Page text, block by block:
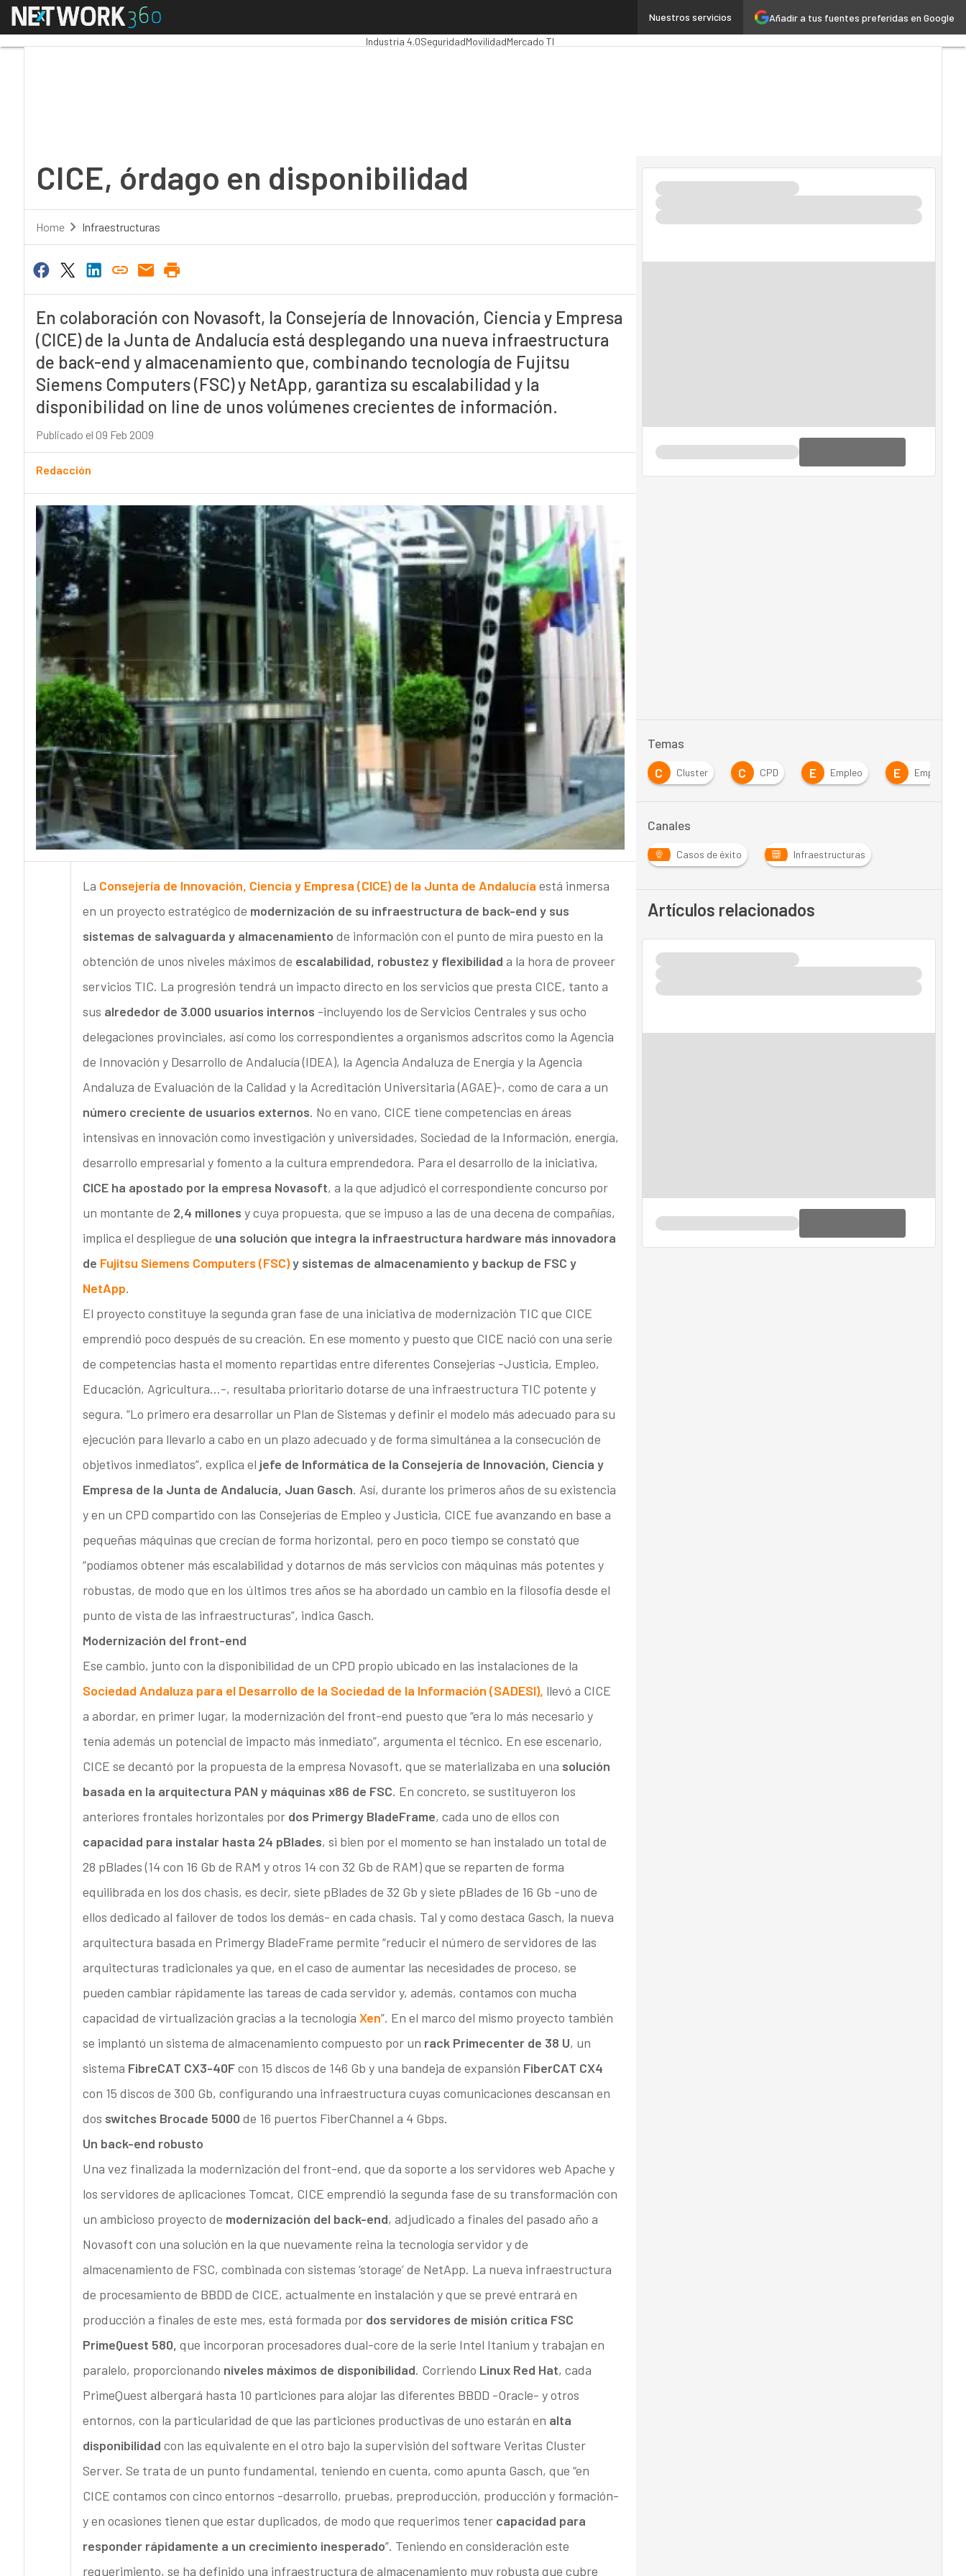
Añadir a tus fuentes preferidas en Google
Nuestros servicios
Menú CloudInteligencia Artificial
Industria 4.0SeguridadMovilidadMercado TI
CICE, órdago en disponibilidad
Home Infraestructuras
En colaboración con Novasoft, la Consejería de Innovación, Ciencia y Empresa
(CICE) de la Junta de Andalucía está desplegando una nueva infraestructura
de back-end y almacenamiento que, combinando tecnología de Fujitsu
Siemens Computers (FSC) y NetApp, garantiza su escalabilidad y la
disponibilidad on line de unos volúmenes crecientes de información.
Publicado el 09 Feb 2009
Redacción
La Consejería de Innovación, Ciencia y Empresa (CICE) de la Junta de Andalucía está inmersa
en un proyecto estratégico de modernización de su infraestructura de back-end y sus
sistemas de salvaguarda y almacenamiento de información con el punto de mira puesto en la
obtención de unos niveles máximos de escalabilidad, robustez y flexibilidad a la hora de proveer
servicios TIC. La progresión tendrá un impacto directo en los servicios que presta CICE, tanto a
sus alrededor de 3.000 usuarios internos -incluyendo los de Servicios Centrales y sus ocho
delegaciones provinciales, así como los correspondientes a organismos adscritos como la Agencia
de Innovación y Desarrollo de Andalucía (IDEA), la Agencia Andaluza de Energía y la Agencia
Andaluza de Evaluación de la Calidad y la Acreditación Universitaria (AGAE)-, como de cara a un
número creciente de usuarios externos. No en vano, CICE tiene competencias en áreas
intensivas en innovación como investigación y universidades, Sociedad de la Información, energía,
desarrollo empresarial y fomento a la cultura emprendedora. Para el desarrollo de la iniciativa,
CICE ha apostado por la empresa Novasoft, a la que adjudicó el correspondiente concurso por
un montante de 2,4 millones y cuya propuesta, que se impuso a las de una decena de compañías,
implica el despliegue de una solución que integra la infraestructura hardware más innovadora
de Fujitsu Siemens Computers (FSC)y sistemas de almacenamiento y backup de FSC y
NetApp.
El proyecto constituye la segunda gran fase de una iniciativa de modernización TIC que CICE
emprendió poco después de su creación. En ese momento y puesto que CICE nació con una serie
de competencias hasta el momento repartidas entre diferentes Consejerías -Justicia, Empleo,
Educación, Agricultura…-, resultaba prioritario dotarse de una infraestructura TIC potente y
segura. “Lo primero era desarrollar un Plan de Sistemas y definir el modelo más adecuado para su
ejecución para llevarlo a cabo en un plazo adecuado y de forma simultánea a la consecución de
objetivos inmediatos”, explica el jefe de Informática de la Consejería de Innovación, Ciencia y
Empresa de la Junta de Andalucía, Juan Gasch. Así, durante los primeros años de su existencia
y en un CPD compartido con las Consejerías de Empleo y Justicia, CICE fue avanzando en base a
pequeñas máquinas que crecían de forma horizontal, pero en poco tiempo se constató que
“podíamos obtener más escalabilidad y dotarnos de más servicios con máquinas más potentes y
robustas, de modo que en los últimos tres años se ha abordado un cambio en la filosofía desde el
punto de vista de las infraestructuras”, indica Gasch.
Modernización del front-end
Ese cambio, junto con la disponibilidad de un CPD propio ubicado en las instalaciones de la
Sociedad Andaluza para el Desarrollo de la Sociedad de la Información (SADESI), llevó a CICE
a abordar, en primer lugar, la modernización del front-end puesto que “era lo más necesario y
tenía además un potencial de impacto más inmediato”, argumenta el técnico. En ese escenario,
CICE se decantó por la propuesta de la empresa Novasoft, que se materializaba en una solución
basada en la arquitectura PAN y máquinas x86 de FSC. En concreto, se sustituyeron los
anteriores frontales horizontales por dos Primergy BladeFrame, cada uno de ellos con
capacidad para instalar hasta 24 pBlades, si bien por el momento se han instalado un total de
28 pBlades (14 con 16 Gb de RAM y otros 14 con 32 Gb de RAM) que se reparten de forma
equilibrada en los dos chasis, es decir, siete pBlades de 32 Gb y siete pBlades de 16 Gb -uno de
ellos dedicado al failover de todos los demás- en cada chasis. Tal y como destaca Gasch, la nueva
arquitectura basada en Primergy BladeFrame permite “reducir el número de servidores de las
arquitecturas tradicionales ya que, en el caso de aumentar las necesidades de proceso, se
pueden cambiar rápidamente las tareas de cada servidor y, además, contamos con mucha
capacidad de virtualización gracias a la tecnología Xen”. En el marco del mismo proyecto también
se implantó un sistema de almacenamiento compuesto por un rack Primecenter de 38 U, un
sistema FibreCAT CX3-40Fcon 15 discos de 146 Gb y una bandeja de expansión FiberCAT CX4
con 15 discos de 300 Gb, configurando una infraestructura cuyas comunicaciones descansan en
dos switches Brocade 5000 de 16 puertos FiberChannel a 4 Gbps.
Un back-end robusto
Una vez finalizada la modernización del front-end, que da soporte a los servidores web Apache y
los servidores de aplicaciones Tomcat, CICE emprendió la segunda fase de su transformación con
un ambicioso proyecto de modernización del back-end, adjudicado a finales del pasado año a
Novasoft con una solución en la que nuevamente reina la tecnología servidor y de
almacenamiento de FSC, combinada con sistemas ‘storage’ de NetApp. La nueva infraestructura
de procesamiento de BBDD de CICE, actualmente en instalación y que se prevé entrará en
producción a finales de este mes, está formada pordos servidores de misión crítica FSC
PrimeQuest 580, que incorporan procesadores dual-core de la serie Intel Itanium y trabajan en
paralelo, proporcionando niveles máximos de disponibilidad. Corriendo Linux Red Hat, cada
PrimeQuest albergará hasta 10 particiones para alojar las diferentes BBDD -Oracle- y otros
entornos, con la particularidad de que las particiones productivas de uno estarán en alta
disponibilidad con las equivalente en el otro bajo la supervisión del software Veritas Cluster
Server. Se trata de un punto fundamental, teniendo en cuenta, como apunta Gasch, que “en
CICE contamos con cinco entornos -desarrollo, pruebas, preproducción, producción y formación-
y en ocasiones tienen que estar duplicados, de modo que requerimos tener capacidad para
responder rápidamente a un crecimiento inesperado”. Teniendo en consideración este
requerimiento, se ha definido una infraestructura de almacenamiento muy robusta que cubre
Temas
A
C Cluster C CPD E Empleo E Empresa
Canales
Casos de éxito Infraestructuras
Artículos relacionados